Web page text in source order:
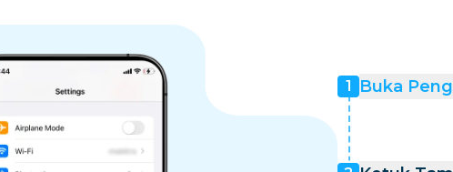
1 Buka